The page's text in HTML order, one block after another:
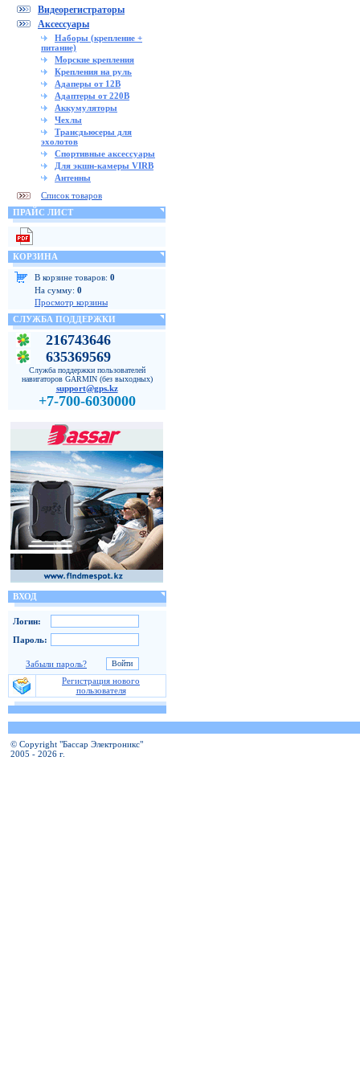
Видеорегистраторы
Аксессуары
Наборы (крепление +
питание)
Морские крепления
Крепления на руль
Адаперы от 12В
Адаптеры от 220В
Аккумуляторы
Чехлы
Трансдьюсеры для
эхолотов
Спортивные аксессуары
Для экшн-камеры VIRB
Антенны
Список товаров
ПРАЙС ЛИСТ
КОРЗИНА
В корзине товаров: 0
На сумму: 0
Просмотр корзины
СЛУЖБА ПОДДЕРЖКИ
216743646
635369569
Служба поддержки пользователей
навигаторов GARMIN (без выходных)
support@gps.kz
+7-700-6030000
ВХОД
Логин:
Пароль:
Забыли пароль?
Регистрация нового
пользователя
© Copyright "Бассар Электроникс"
2005 - 2026 г.